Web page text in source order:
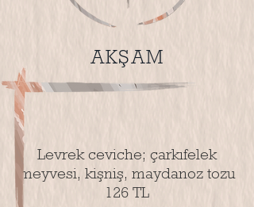
AKŞAM
Levrek ceviche; çarkıfelek
meyvesi, kişniş, maydanoz tozu
126 TL